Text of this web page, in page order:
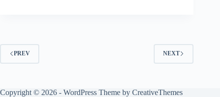
PREV NEXT
Copyright © 2026 - WordPress Theme by CreativeThemes